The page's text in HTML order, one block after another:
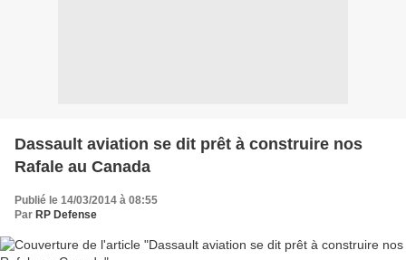
Dassault aviation se dit prêt à construire nos
Rafale au Canada
Publié le 14/03/2014 à 08:55
Par RP Defense